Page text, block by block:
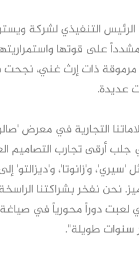
الرئيس التنفيذي لشركة
على قوتها
مرموقة ذات إرث غني،
عديدة.
التجارية في معرض
أرقى تجارب التصاميم
'سيري'، و'زانوتا'،
نحن نفخر بشراكتنا
لعبت دوراً محورياً في
سنوات طويلة".